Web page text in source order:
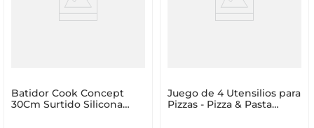
Batidor Cook Concept
30Cm Surtido Silicona
Juego de 4 Utensilios para
Pizzas - Pizza & Pasta